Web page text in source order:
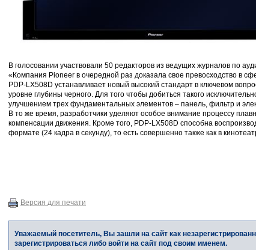
В голосовании участвовали 50 редакторов из ведущих журналов по
«Компания Pioneer в очередной раз доказала свое превосходство в
PDP-LX508D устанавливает новый высокий стандарт в ключевом
уровне глубины черного. Для того чтобы добиться такого
улучшением трех фундаментальных элементов – панель, фильтр и
В то же время, разработчики уделяют особое внимание процессу
компенсации движения. Кроме того, PDP-LX508D способна
формате (24 кадра в секунду), то есть совершенно также как в
Версия для печати
Уважаемый посетитель, Вы зашли на сайт как
зарегистрироваться либо войти на сайт под своим именем.